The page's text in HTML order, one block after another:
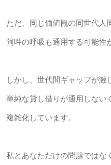
総
研
づ
く
り・
業
り・
ただ、同じ価値観の同世代人
阿吽の呼吸も通用する可能性
しかし、世代間ギャップが激
単純な貸し借りが通用しない
複雑化しています。
私とあなただけの問題ではなく